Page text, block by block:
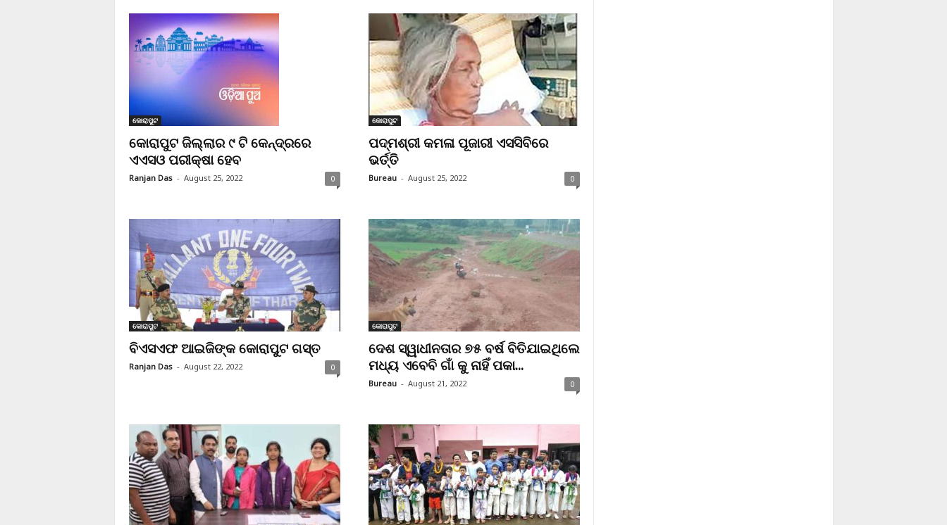
କୋରାପୁଟ
କୋରାପୁଟ ଜିଲ୍ଲାର ୯ ଟି କେନ୍ଦ୍ରରେ
ଏଏସଓ ପରୀକ୍ଷା ହେବ
Ranjan Das - August 25, 2022 0
କୋରାପୁଟ
ପଦ୍ମଶ୍ରୀ କମଳା ପୂଜାରୀ ଏସସିବିରେ
ଭର୍ତ୍ତି
Bureau - August 25, 2022 0
କୋରାପୁଟ
ବିଏସଏଫ ଆଇଜିଙ୍କ କୋରାପୁଟ ଗସ୍ତ
Ranjan Das - August 22, 2022 0
କୋରାପୁଟ
ଦେଶ ସ୍ୱାଧୀନତାର ୭୫ ବର୍ଷ ବିତିଯାଇଥିଲେ
ମଧ୍ୟ ଏବେବି ଗାଁ କୁ ନାହିଁ ପକା...
Bureau - August 21, 2022 0